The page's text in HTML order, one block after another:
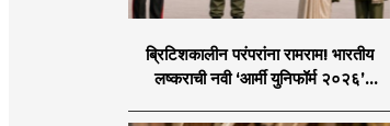
ब्रिटिशकालीन परंपरांना रामराम! भारतीय
लष्कराची नवी ‘आर्मी युनिफॉर्म २०२६’